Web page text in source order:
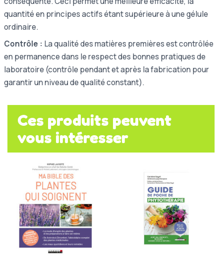
quantité en principes actifs étant supérieure à une gélule
ordinaire.
Contrôle : La qualité des matières premières est contrôlée
en permanence dans le respect des bonnes pratiques de
laboratoire (contrôle pendant et après la fabrication pour
garantir un niveau de qualité constant).
Ces produits peuvent
vous intéresser